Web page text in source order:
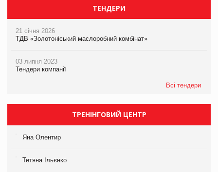
ТЕНДЕРИ
21 січня 2026
ТДВ «Золотоніський маслоробний комбінат»
03 липня 2023
Тендери компанії
Всі тендери
ТРЕНІНГОВИЙ ЦЕНТР
Яна Олентир
Тетяна Ільєнко